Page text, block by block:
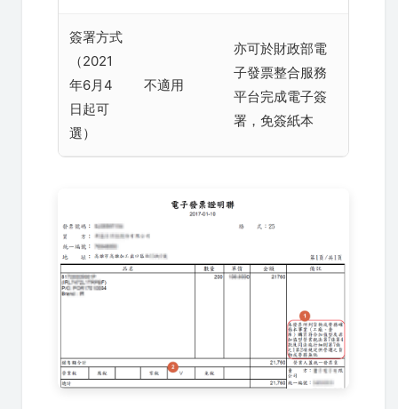
簽署方式
（2021
年6月4
日起可
選）
不適用
亦可於財政部電
子發票整合服務
平台完成電子簽
署，免簽紙本